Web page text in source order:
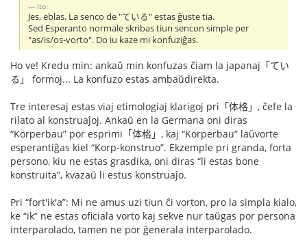
ito:
Jes, eblas. La senco de "ている" estas ĝuste tia.
Sed Esperanto normale skribas tiun sencon simple per
"as/is/os-vorto". Do iu kaze mi konfuziĝas.
Ho ve! Kredu min: ankaŭ min konfuzas ĉiam la japanaj「てい
る」 formoj... La konfuzo estas ambaŭdirekta.
Tre interesaj estas viaj etimologiaj klarigoj pri「体格」, ĉefe la
rilato al konstruaĵoj. Ankaŭ en la Germana oni diras
“Körperbau” por esprimi「体格」, kaj “Körperbau” laŭvorte
esperantiĝas kiel “Korp-konstruo”. Ekzemple pri granda, forta
persono, kiu ne estas grasdika, oni diras “li estas bone
konstruita”, kvazaŭ li estus konstruaĵo.
Pri “fort'ik'a”: Mi ne amus uzi tiun ĉi vorton, pro la simpla kialo,
ke “ik” ne estas oficiala vorto kaj sekve nur taŭgas por persona
interparolado, tamen ne por ĝenerala interparolado.